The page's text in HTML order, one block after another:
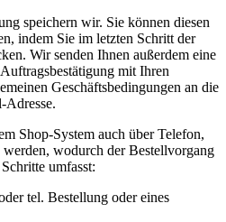
speichern wir. Sie können diesen
indem Sie im letzten Schritt der
Wir senden Ihnen außerdem eine
mit Ihren
Geschäftsbedingungen an die
Adresse.
Shop-System auch über Telefon,
wodurch der Bestellvorgang
umfasst:
tel. Bestellung oder eines